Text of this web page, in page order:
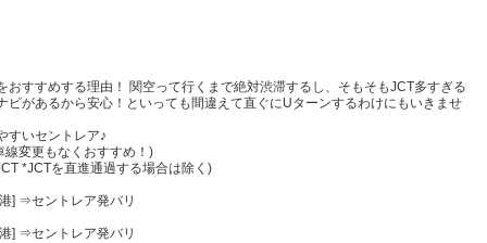
すすめする理由！ 関空って行くまで絶対渋滞するし、そもそもJCT多すぎる
があるから安心！といっても間違えて直ぐにUターンするわけにもいきませ
すいセントレア♪
変更もなくおすすめ！)
*JCTを直進通過する場合は除く)
] ⇒セントレア発バリ
] ⇒セントレア発バリ